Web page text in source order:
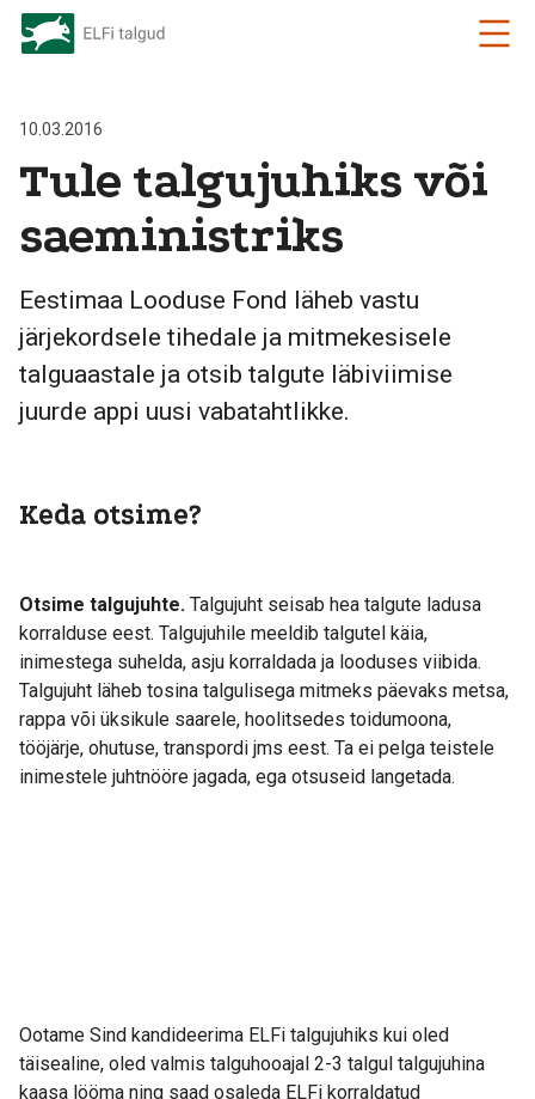
10.03.2016
Tule talgujuhiks või
saeministriks
Eestimaa Looduse Fond läheb vastu
järjekordsele tihedale ja mitmekesisele
talguaastale ja otsib talgute läbiviimise
juurde appi uusi vabatahtlikke.
Keda otsime?
Otsime talgujuhte. Talgujuht seisab hea talgute ladusa
korralduse eest. Talgujuhile meeldib talgutel käia,
inimestega suhelda, asju korraldada ja looduses viibida.
Talgujuht läheb tosina talgulisega mitmeks päevaks metsa,
rappa või üksikule saarele, hoolitsedes toidumoona,
tööjärje, ohutuse, transpordi jms eest. Ta ei pelga teistele
inimestele juhtnööre jagada, ega otsuseid langetada.
Ootame Sind kandideerima ELFi talgujuhiks kui oled
täisealine, oled valmis talguhooajal 2-3 talgul talgujuhina
kaasa lööma ning saad osaleda ELFi korraldatud